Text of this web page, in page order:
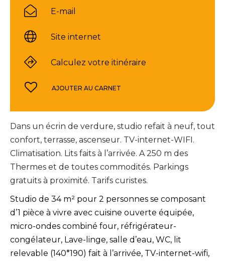
Dans un écrin de verdure, studio refait à neuf, tout
confort, terrasse, ascenseur. TV-internet-WIFI.
Climatisation. Lits faits à l’arrivée. A 250 m des
Thermes et de toutes commodités. Parkings
gratuits à proximité. Tarifs curistes.
Studio de 34 m² pour 2 personnes se composant
d’1 pièce à vivre avec cuisine ouverte équipée,
micro-ondes combiné four, réfrigérateur-
congélateur, Lave-linge, salle d’eau, WC, lit
relevable (140*190) fait à l’arrivée, TV-internet-wifi,
E-mail
Site internet
Calculez votre itinéraire
AJOUTER AU CARNET